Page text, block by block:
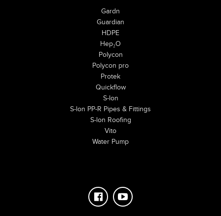
Gardn
Guardian
HDPE
Hep₂O
Polycon
Polycon pro
Protek
Quickflow
S-lon
S-lon PP-R Pipes & Fittings
S-lon Roofing
Vito
Water Pump